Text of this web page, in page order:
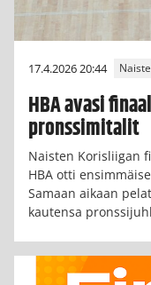
17.4.2026 20:44
HBA avasi
pronssimitalit
Naisten Korisliigan
HBA otti
Samaan aikaan
kautensa